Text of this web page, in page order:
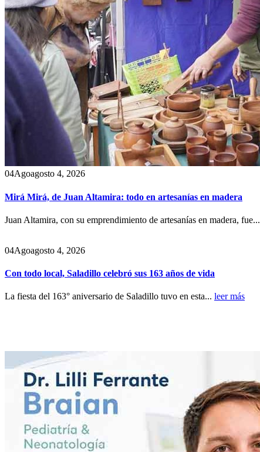
04Agoagosto 4, 2026
Mirá Mirá, de Juan Altamira: todo en artesanías en madera
Juan Altamira, con su emprendimiento de artesanías en madera, fue...
04Agoagosto 4, 2026
Con todo local, Saladillo celebró sus 163 años de vida
La fiesta del 163° aniversario de Saladillo tuvo en esta... leer más